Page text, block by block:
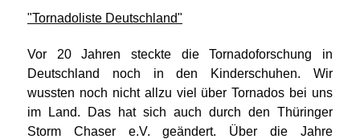
"Tornadoliste Deutschland"
Vor 20 Jahren steckte die Tornadoforschung in
Deutschland noch in den Kinderschuhen. Wir
wussten noch nicht allzu viel über Tornados bei uns
im Land. Das hat sich auch durch den Thüringer
Storm Chaser e.V. geändert. Über die Jahre